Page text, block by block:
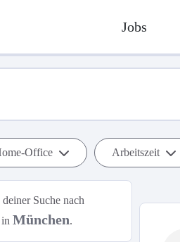
Jobs
Office Arbeitszeit
Suche nach
in München.